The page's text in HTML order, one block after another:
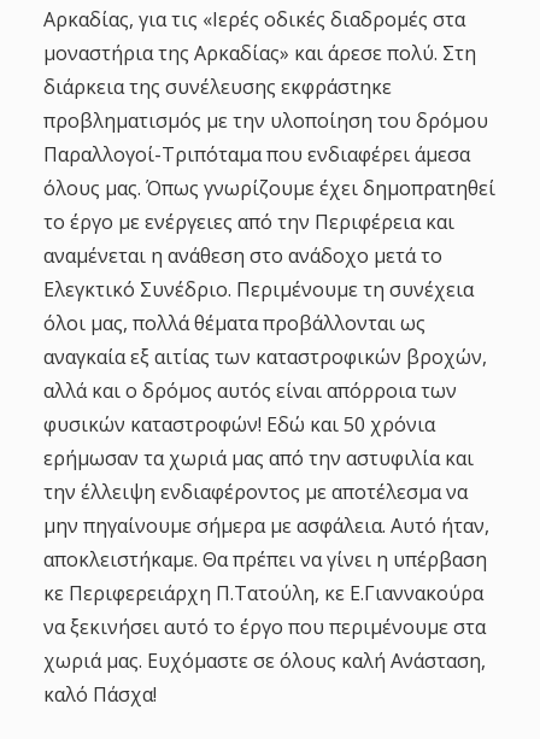
Αρκαδίας, για τις «Ιερές οδικές διαδρομές στα
μοναστήρια της Αρκαδίας» και άρεσε πολύ. Στη
διάρκεια της συνέλευσης εκφράστηκε
προβληματισμός με την υλοποίηση του δρόμου
Παραλλογοί-Τριπόταμα που ενδιαφέρει άμεσα
όλους μας. Όπως γνωρίζουμε έχει δημοπρατηθεί
το έργο με ενέργειες από την Περιφέρεια και
αναμένεται η ανάθεση στο ανάδοχο μετά το
Ελεγκτικό Συνέδριο. Περιμένουμε τη συνέχεια
όλοι μας, πολλά θέματα προβάλλονται ως
αναγκαία εξ αιτίας των καταστροφικών βροχών,
αλλά και ο δρόμος αυτός είναι απόρροια των
φυσικών καταστροφών! Εδώ και 50 χρόνια
ερήμωσαν τα χωριά μας από την αστυφιλία και
την έλλειψη ενδιαφέροντος με αποτέλεσμα να
μην πηγαίνουμε σήμερα με ασφάλεια. Αυτό ήταν,
αποκλειστήκαμε. Θα πρέπει να γίνει η υπέρβαση
κε Περιφερειάρχη Π.Τατούλη, κε Ε.Γιαννακούρα
να ξεκινήσει αυτό το έργο που περιμένουμε στα
χωριά μας. Ευχόμαστε σε όλους καλή Ανάσταση,
καλό Πάσχα!